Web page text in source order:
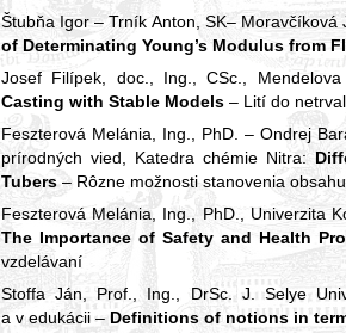
Štubňa Igor – Trník Anton, SK–
of Determinating Young’s Modulus from
Josef Filípek, doc., Ing., CSc.,
Casting with Stable Models – Lití do
Feszterová Melánia, Ing., PhD. – Ondrej
prírodných vied, Katedra chémie Nitra:
Tubers – Rôzne možnosti stanovenia
Feszterová Melánia, Ing., PhD., Univerzita
The Importance of Safety and Health
vzdelávaní
Stoffa Ján, Prof., Ing., DrSc. J. Selye
a v edukácii – Definitions of notions in